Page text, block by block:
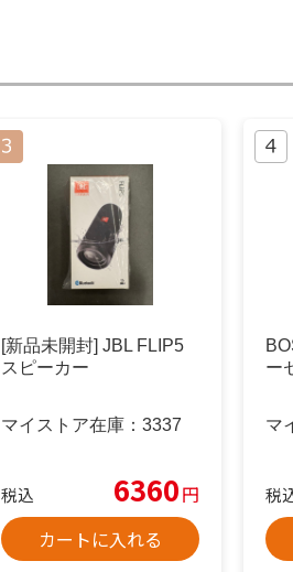
[新品未開封] JBL FLIP5
スピーカー
マイストア在庫： 3337
税込 6360円
カートに入れる
ー
マ
税